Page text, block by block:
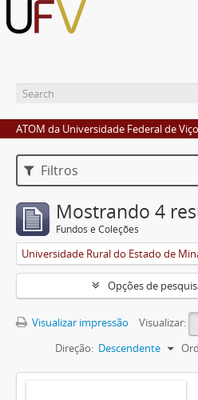
ATOM da Universidade Federal de
Filtros
Mostrando 4
Fundos e Coleções
Opções de
Visualizar impressão
Visualizar:
Direção: Descendente